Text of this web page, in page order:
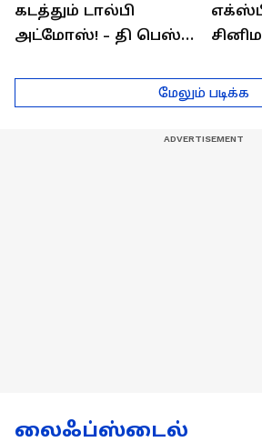
கடத்தும் டால்பி
அட்மோஸ்! - தி பெஸ்ட்
எக்ஸ்பீரியன்ஸ்
மேலும் படிக்க
லைஃப்ஸ்டைல்